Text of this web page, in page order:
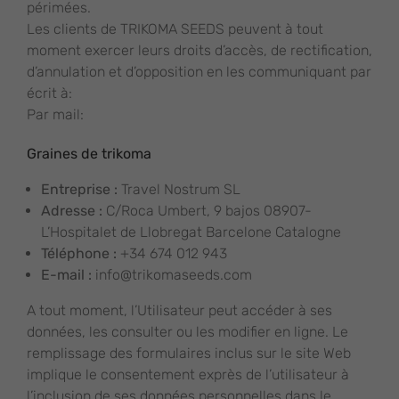
périmées.
Les clients de TRIKOMA SEEDS peuvent à tout
moment exercer leurs droits d’accès, de rectification,
d’annulation et d’opposition en les communiquant par
écrit à:
Par mail:
Graines de trikoma
Entreprise : Travel Nostrum SL
Adresse : C/Roca Umbert, 9 bajos 08907-
L’Hospitalet de Llobregat Barcelone Catalogne
Téléphone : +34 674 012 943
E-mail : info@trikomaseeds.com
A tout moment, l’Utilisateur peut accéder à ses
données, les consulter ou les modifier en ligne. Le
remplissage des formulaires inclus sur le site Web
implique le consentement exprès de l’utilisateur à